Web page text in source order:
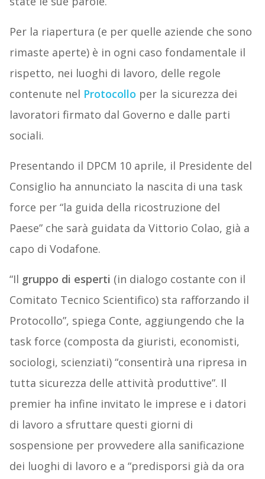
Per la riapertura (e per quelle aziende che sono
rimaste aperte) è in ogni caso fondamentale il
rispetto, nei luoghi di lavoro, delle regole
contenute nel Protocollo per la sicurezza dei
lavoratori firmato dal Governo e dalle parti
sociali.
Presentando il DPCM 10 aprile, il Presidente del
Consiglio ha annunciato la nascita di una task
force per “la guida della ricostruzione del
Paese” che sarà guidata da Vittorio Colao, già a
capo di Vodafone.
“Il gruppo di esperti (in dialogo costante con il
Comitato Tecnico Scientifico) sta rafforzando il
Protocollo”, spiega Conte, aggiungendo che la
task force (composta da giuristi, economisti,
sociologi, scienziati) “consentirà una ripresa in
tutta sicurezza delle attività produttive”. Il
premier ha infine invitato le imprese e i datori
di lavoro a sfruttare questi giorni di
sospensione per provvedere alla sanificazione
dei luoghi di lavoro e a “predisporsi già da ora